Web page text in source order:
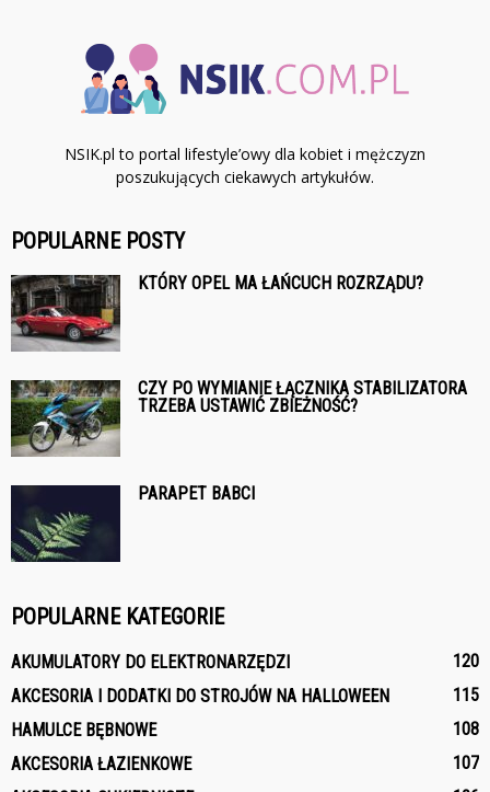
NSIK.pl to portal lifestyle’owy dla kobiet i mężczyzn
poszukujących ciekawych artykułów.
POPULARNE POSTY
KTÓRY OPEL MA ŁAŃCUCH ROZRZĄDU?
CZY PO WYMIANIE ŁĄCZNIKA STABILIZATORA
TRZEBA USTAWIĆ ZBIEŻNOŚĆ?
PARAPET BABCI
POPULARNE KATEGORIE
AKUMULATORY DO ELEKTRONARZĘDZI
120
AKCESORIA I DODATKI DO STROJÓW NA HALLOWEEN
115
HAMULCE BĘBNOWE
108
AKCESORIA ŁAZIENKOWE
107